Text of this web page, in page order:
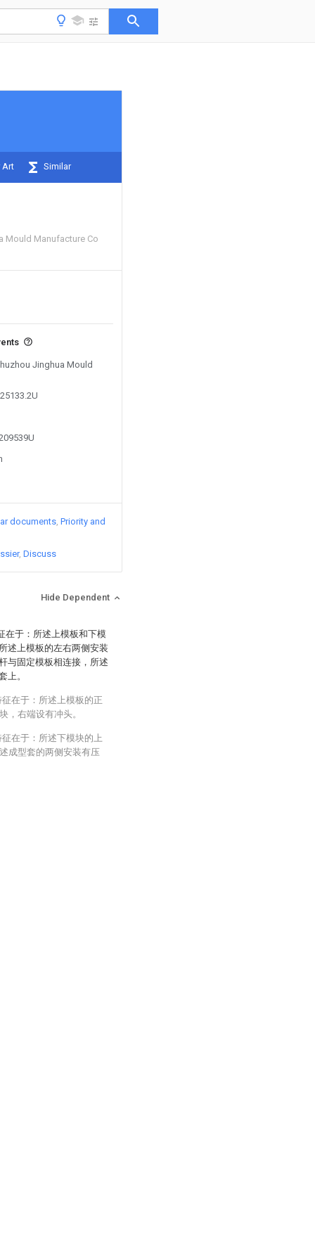
Art Similar
Mould Manufacture Co
Jinghua Mould
documents Priority and
Discuss
Hide Dependent
在于：所述上模板和下模
述上模板的左右两侧安装
与固定模板相连接，所述
上。
在于：所述上模板的正
，右端设有冲头。
在于：所述下模块的上
成型套的两侧安装有压